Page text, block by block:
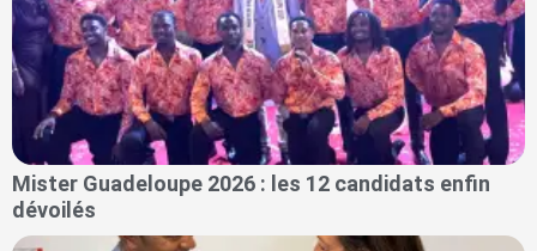
Mister Guadeloupe 2026 : les 12 candidats enfin
dévoilés